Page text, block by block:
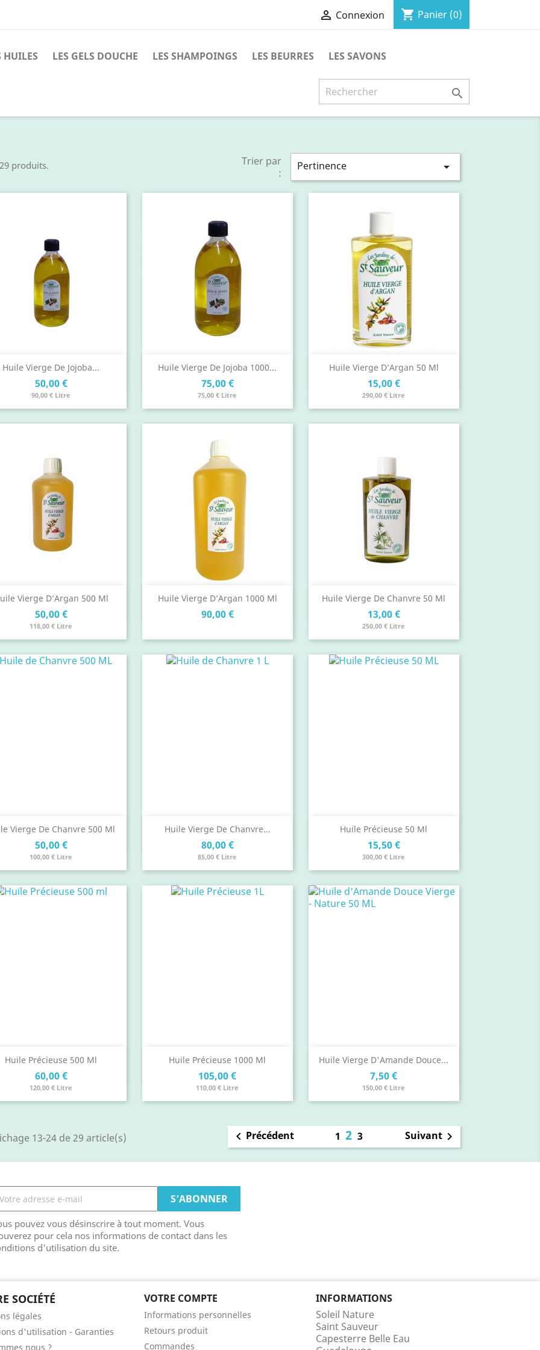
 Connexion shopping_cart Panier (0)
HUILES LES GELS DOUCHE LES SHAMPOINGS LES BEURRES LES SAVONS

produits.
Trier par
:
Pertinence 
Huile Vierge De Jojoba...
Prix
50,00 €
90,00 € Litre
Aperçu rapide Huile Vierge De Jojoba 1000...
Prix
75,00 €
75,00 € Litre
Aperçu rapide Huile Vierge D’Argan 50 Ml
Prix
15,00 €
290,00 € Litre
Aperçu rapide
Vierge D’Argan 500 Ml
Prix
50,00 €
118,00 € Litre
Aperçu rapide Huile Vierge D’Argan 1000 Ml
Prix
90,00 €
Aperçu rapide Huile Vierge De Chanvre 50 Ml
Prix
13,00 €
250,00 € Litre
Aperçu rapide
Vierge De Chanvre 500 Ml
Prix
50,00 €
100,00 € Litre
Aperçu rapide Huile Vierge De Chanvre...
Prix
80,00 €
85,00 € Litre
Aperçu rapide Huile Précieuse 50 Ml
Prix
15,50 €
300,00 € Litre
Aperçu rapide
Huile Précieuse 500 Ml
Prix
60,00 €
120,00 € Litre
Aperçu rapide Huile Précieuse 1000 Ml
Prix
105,00 €
110,00 € Litre
 Aperçu rapide Huile Vierge D'Amande Douce...
Prix
7,50 €
150,00 € Litre
Aperçu rapide
13-24 de 29 article(s)  Précédent 1 2 3 Suivant
pouvez vous désinscrire à tout moment. Vous
pour cela nos informations de contact dans les
d'utilisation du site.
SOCIÉTÉ
légales
d'utilisation - Garanties
nous ?
VOTRE COMPTE
Informations personnelles
Retours produit
Commandes
INFORMATIONS
Soleil Nature
Saint Sauveur
Capesterre Belle Eau